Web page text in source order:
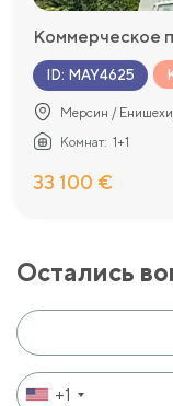
Коммерческое
ID: MAY4625
Мерсин /
Комнат: 1+1
33 100 €
Остались
+1